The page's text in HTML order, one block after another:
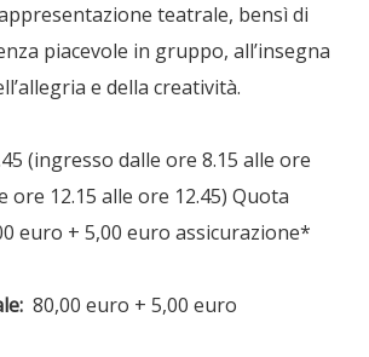
teatrale, bensì di
piacevole in gruppo, all’insegna
e della creatività.
(ingresso dalle ore 8.15 alle ore
ore 12.15 alle ore 12.45) Quota
euro + 5,00 euro assicurazione*
80,00 euro + 5,00 euro